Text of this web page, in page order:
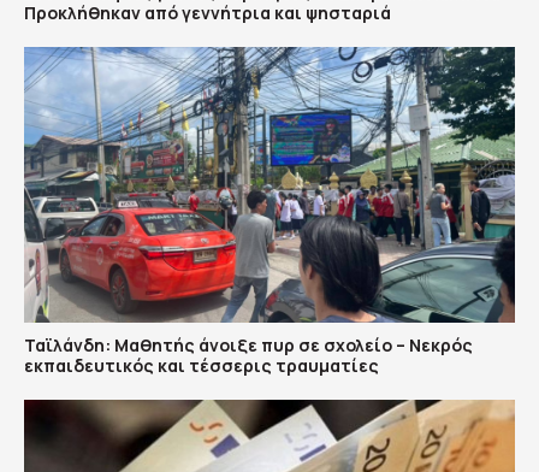
Προκλήθηκαν από γεννήτρια και ψησταριά
Ταϊλάνδη: Μαθητής άνοιξε πυρ σε σχολείο – Νεκρός
εκπαιδευτικός και τέσσερις τραυματίες